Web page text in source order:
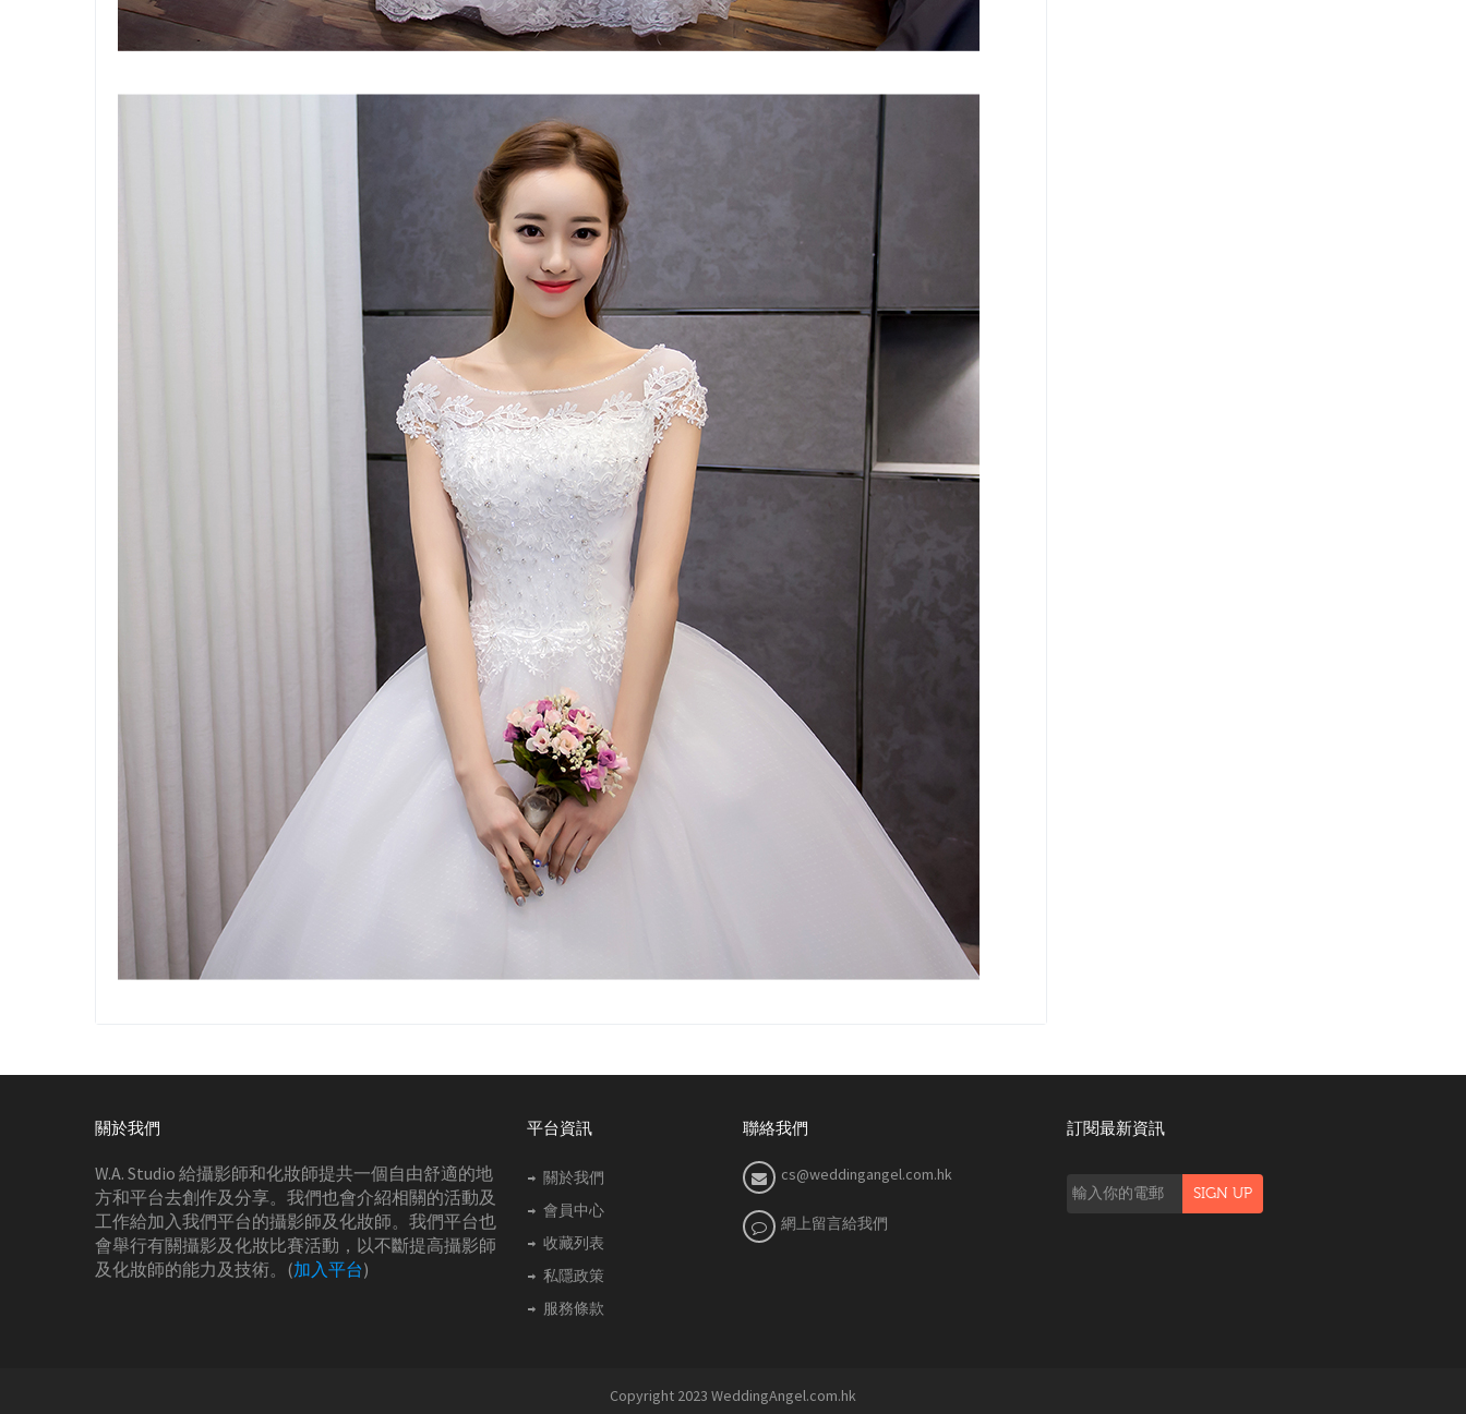
關於我們
W.A. Studio 給攝影師和化妝師提共一個自由舒適的地
方和平台去創作及分享。我們也會介紹相關的活動及
工作給加入我們平台的攝影師及化妝師。我們平台也
會舉行有關攝影及化妝比賽活動，以不斷提高攝影師
及化妝師的能力及技術。(加入平台)
平台資訊
關於我們
會員中心
收藏列表
私隱政策
服務條款
聯絡我們
cs@weddingangel.com.hk
網上留言給我們
訂閱最新資訊
Copyright 2023 WeddingAngel.com.hk